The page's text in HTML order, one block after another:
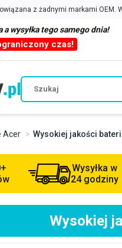
a wysyłka tego samego dnia!
czas!
Acer Wysokiej jakości
Wysyłka w
24 godziny
Wysokiej